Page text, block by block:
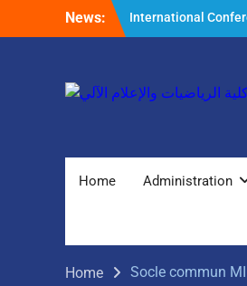
News:
International
Mathematical
Home Administration
Home Socle commun MI